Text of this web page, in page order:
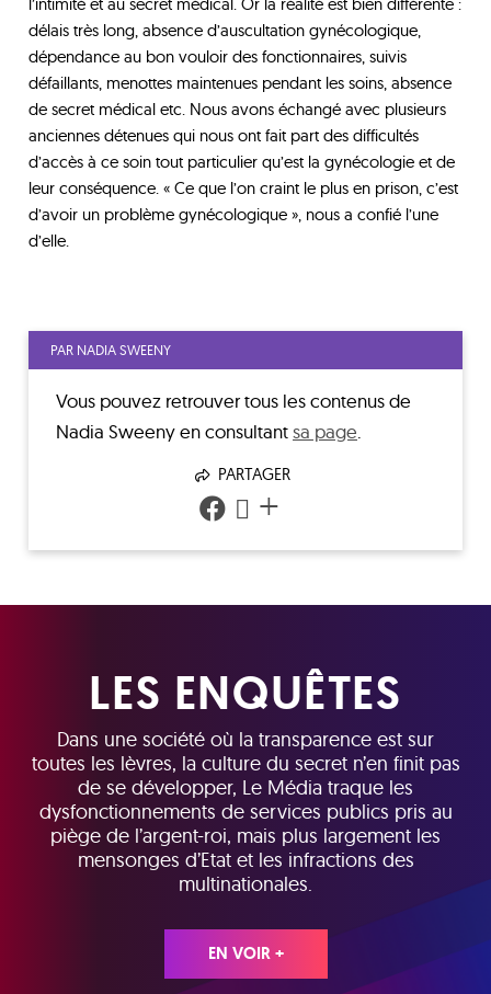
délais très long, absence d’auscultation gynécologique,
dépendance au bon vouloir des fonctionnaires, suivis
défaillants, menottes maintenues pendant les soins, absence
de secret médical etc. Nous avons échangé avec plusieurs
anciennes détenues qui nous ont fait part des difficultés
d’accès à ce soin tout particulier qu’est la gynécologie et de
leur conséquence. « Ce que l’on craint le plus en prison, c’est
d’avoir un problème gynécologique », nous a confié l’une
d’elle.
PAR NADIA SWEENY
Vous pouvez retrouver tous les contenus de
Nadia Sweenyen consultantsa page
PARTAGER
+
LES ENQUÊTES
Dans une société où la transparence est sur
toutes les lèvres, la culture du secret n’en finit pas
de se développer, Le Média traque les
dysfonctionnements de services publics pris au
piège de l’argent-roi, mais plus largement les
mensonges d’Etat et les infractions des
multinationales.
EN VOIR +